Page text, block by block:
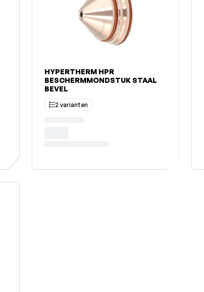
HYPERTHERM HPR
BESCHERMMONDSTUK STAAL
BEVEL
2 varianten